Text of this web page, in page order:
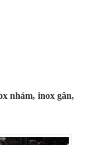
nhám, inox gân,